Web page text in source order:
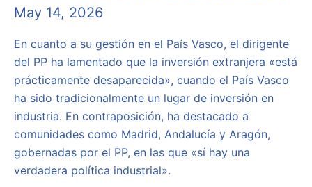
May 14, 2026
En cuanto a su gestión en el País Vasco, el dirigente
del PP ha lamentado que la inversión extranjera «está
prácticamente desaparecida», cuando el País Vasco
ha sido tradicionalmente un lugar de inversión en
industria. En contraposición, ha destacado a
comunidades como Madrid, Andalucía y Aragón,
gobernadas por el PP, en las que «sí hay una
verdadera política industrial».